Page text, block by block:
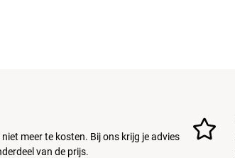
meer te kosten. Bij ons krijg je advies
van de prijs.